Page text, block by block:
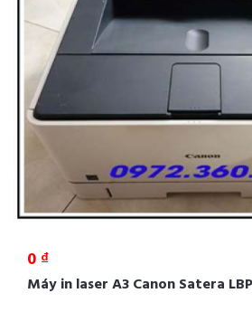
0 ₫
Máy in laser A3 Canon Satera